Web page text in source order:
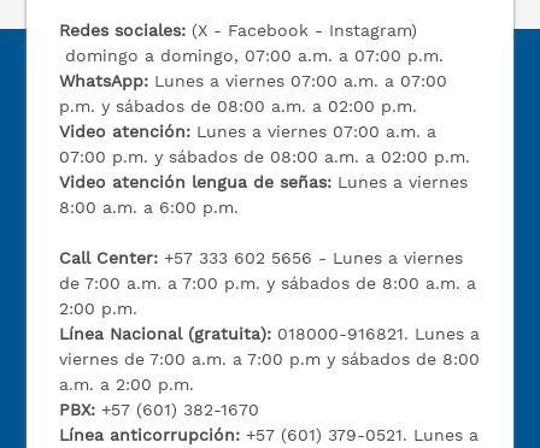
Redes sociales: (X - Facebook - Instagram)
domingo a domingo, 07:00 a.m. a 07:00 p.m.
WhatsApp: Lunes a viernes 07:00 a.m. a 07:00
p.m. y sábados de 08:00 a.m. a 02:00 p.m.
Video atención: Lunes a viernes 07:00 a.m. a
07:00 p.m. y sábados de 08:00 a.m. a 02:00 p.m.
Video atención lengua de señas: Lunes a viernes
8:00 a.m. a 6:00 p.m.
Call Center:+57 333 602 5656 - Lunes a viernes
de 7:00 a.m. a 7:00 p.m. y sábados de 8:00 a.m. a
2:00 p.m.
Línea Nacional (gratuita): 018000-916821. Lunes a
viernes de 7:00 a.m. a 7:00 p.m y sábados de 8:00
a.m. a 2:00 p.m.
PBX:+57 (601) 382-1670
Línea anticorrupción:+57 (601) 379-0521. Lunes a